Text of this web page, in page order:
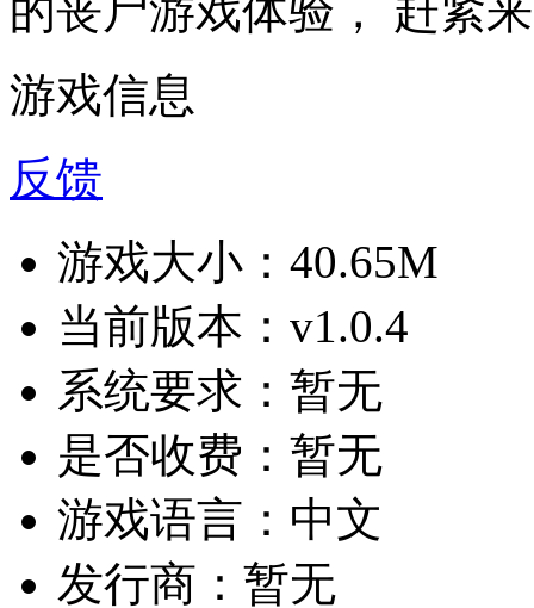
的丧尸游戏体验， 赶紧
游戏信息
反馈
游戏大小： 40.65M
当前版本： v1.0.4
系统要求： 暂无
是否收费： 暂无
游戏语言： 中文
发行商： 暂无